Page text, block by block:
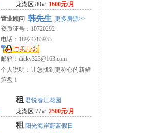
龙湖区 80㎡ 1600元/月
置业顾问 韩先生 更多房源>>
资质证号：10720292
电话：18924783933
邮箱： dicky323@163.com
个人说明：让您找到更称心的新鲜
笋盘！
租君悦春江花园
龙湖区 77㎡ 2500元/月
租阳光海岸蔚蓝假日